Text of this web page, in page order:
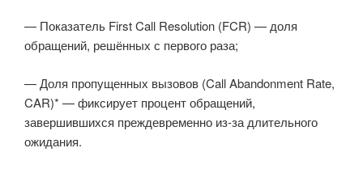
— Показатель First Call Resolution (FCR) — доля
обращений, решённых с первого раза;
— Доля пропущенных вызовов (Call Abandonment Rate,
CAR)* — фиксирует процент обращений,
завершившихся преждевременно из-за длительного
ожидания.